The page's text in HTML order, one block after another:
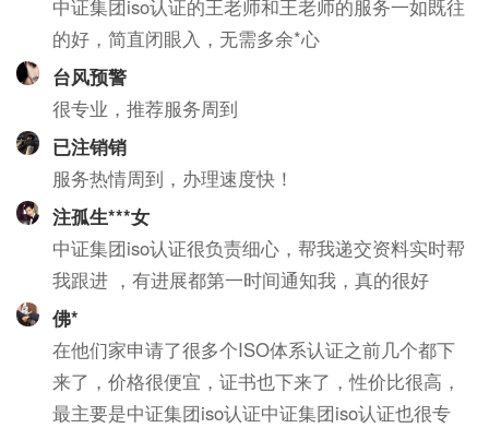
中证集团iso认证的王老师和王老师的服务一如既往
的好，简直闭眼入，无需多余*心
台风预警
很专业，推荐服务周到
已注销销
服务热情周到，办理速度快！
注孤生***女
中证集团iso认证很负责细心，帮我递交资料实时帮
我跟进 ，有进展都第一时间通知我，真的很好
佛*
在他们家申请了很多个ISO体系认证之前几个都下
来了，价格很便宜，证书也下来了，性价比很高，
最主要是中证集团iso认证中证集团iso认证也很专